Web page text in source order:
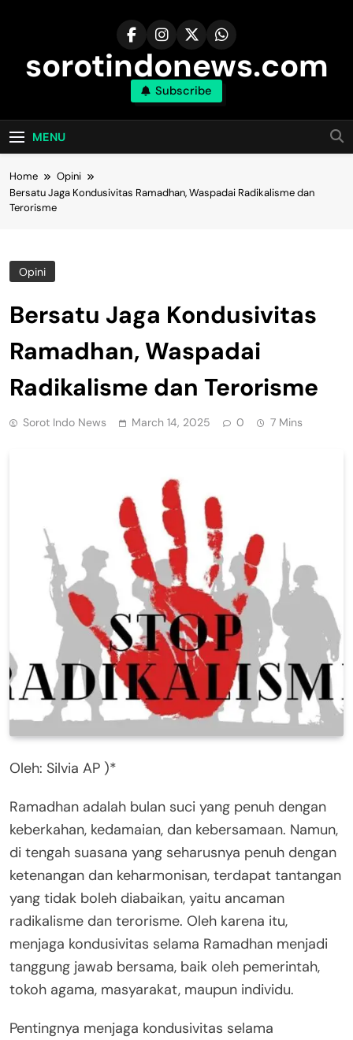
sorotindonews.com
Subscribe
MENU
Home
Opini
Bersatu Jaga Kondusivitas Ramadhan, Waspadai Radikalisme dan
Terorisme
Opini
Bersatu Jaga Kondusivitas
Ramadhan, Waspadai
Radikalisme dan Terorisme
Sorot Indo News March 14, 2025 0 7 Mins
Oleh: Silvia AP )*
Ramadhan adalah bulan suci yang penuh dengan
keberkahan, kedamaian, dan kebersamaan. Namun,
di tengah suasana yang seharusnya penuh dengan
ketenangan dan keharmonisan, terdapat tantangan
yang tidak boleh diabaikan, yaitu ancaman
radikalisme dan terorisme. Oleh karena itu,
menjaga kondusivitas selama Ramadhan menjadi
tanggung jawab bersama, baik oleh pemerintah,
tokoh agama, masyarakat, maupun individu.
Pentingnya menjaga kondusivitas selama